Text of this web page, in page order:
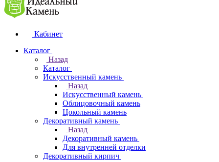
Кабинет
Каталог
Назад
Каталог
Искусственный камень
Назад
Искусственный камень
Облицовочный камень
Цокольный камень
Декоративный камень
Назад
Декоративный камень
Для внутренней отделки
Декоративный кирпич